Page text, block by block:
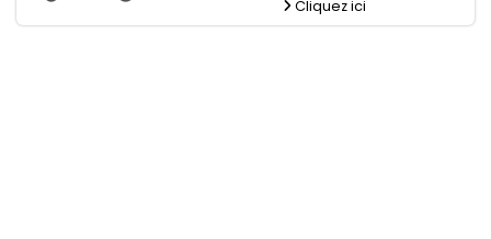
Cliquez ici